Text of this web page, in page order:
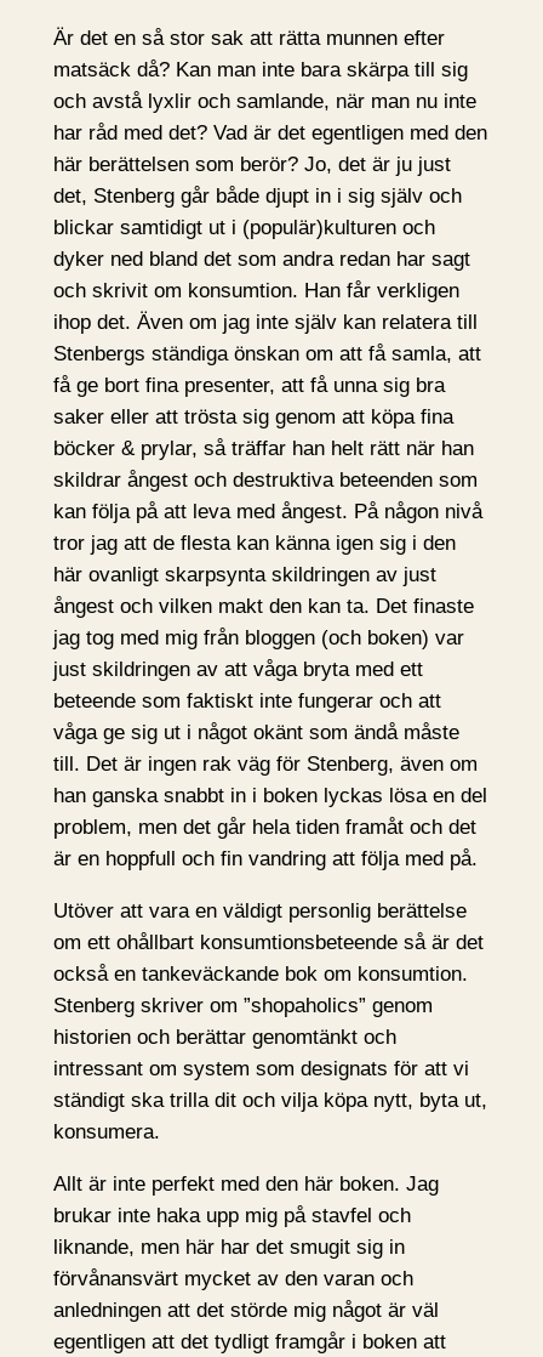
Är det en så stor sak att rätta munnen efter
matsäck då? Kan man inte bara skärpa till sig
och avstå lyxlir och samlande, när man nu inte
har råd med det? Vad är det egentligen med den
här berättelsen som berör? Jo, det är ju just
det, Stenberg går både djupt in i sig själv och
blickar samtidigt ut i (populär)kulturen och
dyker ned bland det som andra redan har sagt
och skrivit om konsumtion. Han får verkligen
ihop det. Även om jag inte själv kan relatera till
Stenbergs ständiga önskan om att få samla, att
få ge bort fina presenter, att få unna sig bra
saker eller att trösta sig genom att köpa fina
böcker & prylar, så träffar han helt rätt när han
skildrar ångest och destruktiva beteenden som
kan följa på att leva med ångest. På någon nivå
tror jag att de flesta kan känna igen sig i den
här ovanligt skarpsynta skildringen av just
ångest och vilken makt den kan ta. Det finaste
jag tog med mig från bloggen (och boken) var
just skildringen av att våga bryta med ett
beteende som faktiskt inte fungerar och att
våga ge sig ut i något okänt som ändå måste
till. Det är ingen rak väg för Stenberg, även om
han ganska snabbt in i boken lyckas lösa en del
problem, men det går hela tiden framåt och det
är en hoppfull och fin vandring att följa med på.
Utöver att vara en väldigt personlig berättelse
om ett ohållbart konsumtionsbeteende så är det
också en tankeväckande bok om konsumtion.
Stenberg skriver om ”shopaholics” genom
historien och berättar genomtänkt och
intressant om system som designats för att vi
ständigt ska trilla dit och vilja köpa nytt, byta ut,
konsumera.
Allt är inte perfekt med den här boken. Jag
brukar inte haka upp mig på stavfel och
liknande, men här har det smugit sig in
förvånansvärt mycket av den varan och
anledningen att det störde mig något är väl
egentligen att det tydligt framgår i boken att